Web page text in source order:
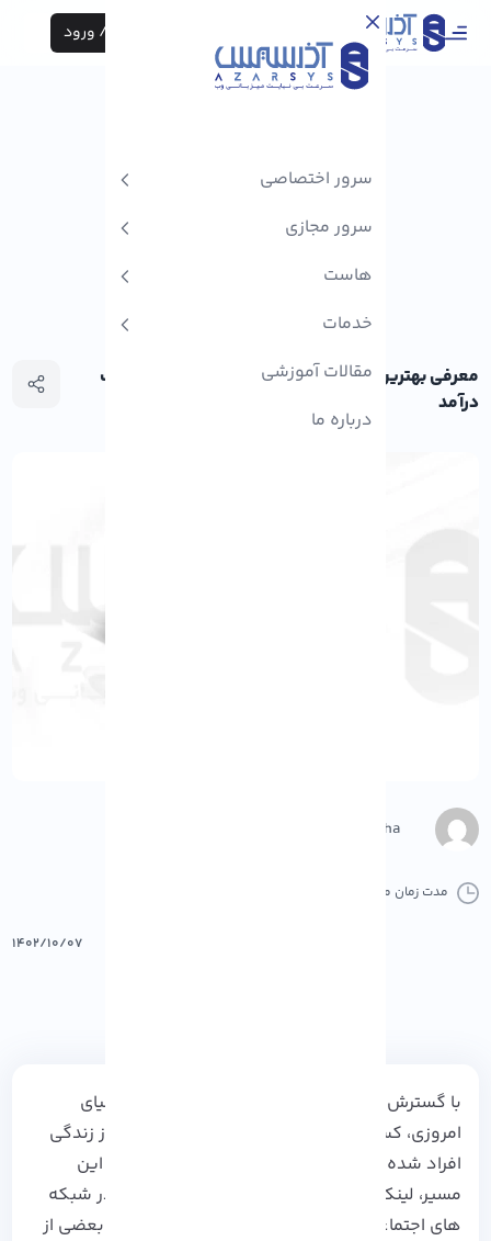
ثبت نام / ورود
سرور اختصاصی
سرور مجازی
هاست
خدمات
مقالات آموزشی
درباره ما
معرفی بهترین سایت‌های کوتاه کننده لینک برای کسب
درآمد
M.Gharepasha
مدت زمان مطالعه :
۱۴۰۲/۱۰/۰۷
با گسترش وبسایت ها و پیشرفت تکنولوژی در دنیای
امروزی، کسب درآمد از اینترنت بخش جدا نشدنی از زندگی
افراد شده است. یکی از روش های کسب درآمد از این
مسیر، لینک
دهی و یا انتشار آن به طور گسترده در شبکه
های اجتماعی و وبسایت ها است. اما در این میان بعضی از